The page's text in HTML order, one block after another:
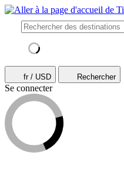
fr / USD Rechercher
Se connecter